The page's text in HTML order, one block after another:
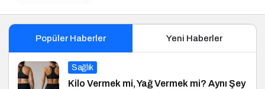
Popüler Haberler Yeni Haberler
Sağlık
Kilo Vermek mi, Yağ Vermek mi? Aynı Şey